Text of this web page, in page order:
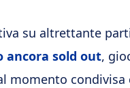
su altrettante
ancora sold out,
momento condivisa